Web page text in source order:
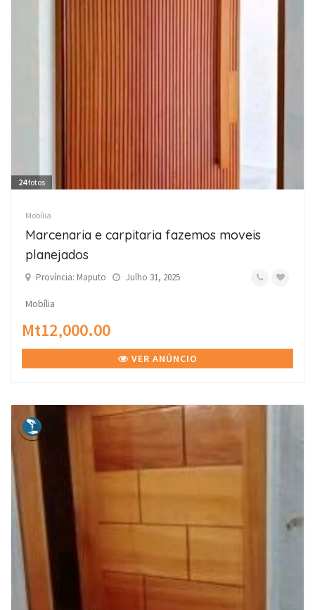
24fotos
Mobília
Marcenaria e carpitaria fazemos moveis
planejados
Província: Maputo Julho 31, 2025
Mobília
Mt12,000.00
VER ANÚNCIO